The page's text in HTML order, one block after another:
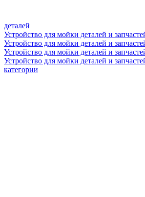
деталей
Устройство для мойки деталей и
Устройство для мойки деталей и
Устройство для мойки деталей и
Устройство для мойки деталей и
категории